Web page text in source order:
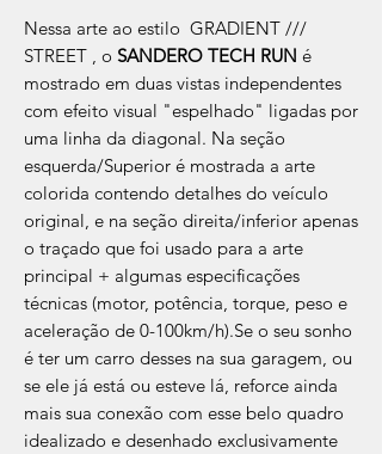
Nessa arte ao estilo GRADIENT ///
STREET , o SANDERO TECH RUN é
mostrado em duas vistas independentes
com efeito visual "espelhado" ligadas por
uma linha da diagonal. Na seção
esquerda/Superior é mostrada a arte
colorida contendo detalhes do veículo
original, e na seção direita/inferior apenas
o traçado que foi usado para a arte
principal + algumas especificações
técnicas (motor, potência, torque, peso e
aceleração de 0-100km/h).Se o seu sonho
é ter um carro desses na sua garagem, ou
se ele já está ou esteve lá, reforce ainda
mais sua conexão com esse belo quadro
idealizado e desenhado exclusivamente